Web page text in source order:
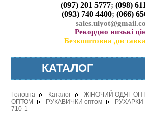
(097) 201 5777;(098)
(093) 740 4400;(066)
Рекордно низькі
Безкоштовна
КАТАЛОГ
Головна Каталог ЖІНОЧИЙ ОДЯГ
ОПТОМ
РУКАВИЧКИ оптом
РУХАРКИ
710-1